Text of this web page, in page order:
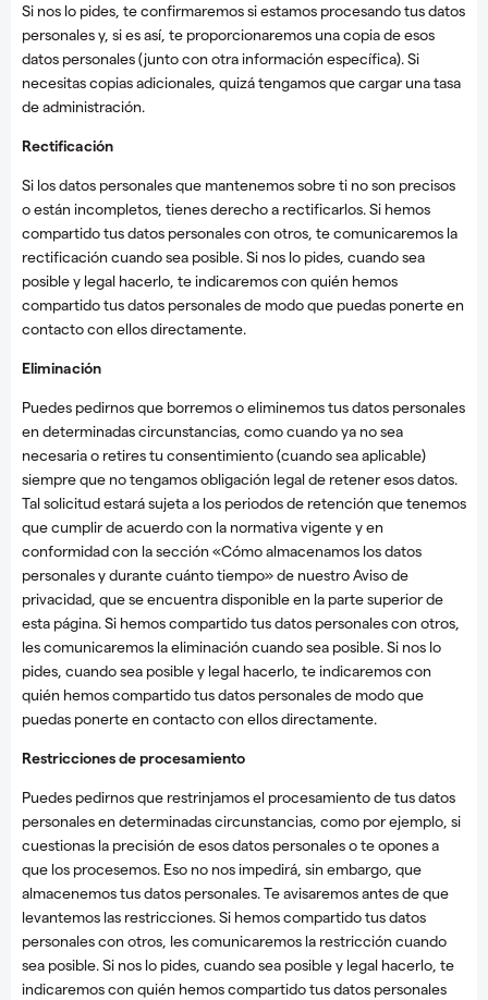
Si nos lo pides, te confirmaremos si estamos procesando tus datos
personales y, si es así, te proporcionaremos una copia de esos
datos personales (junto con otra información específica). Si
necesitas copias adicionales, quizá tengamos que cargar una tasa
de administración.
Rectificación
Si los datos personales que mantenemos sobre ti no son precisos
o están incompletos, tienes derecho a rectificarlos. Si hemos
compartido tus datos personales con otros, te comunicaremos la
rectificación cuando sea posible. Si nos lo pides, cuando sea
posible y legal hacerlo, te indicaremos con quién hemos
compartido tus datos personales de modo que puedas ponerte en
contacto con ellos directamente.
Eliminación
Puedes pedirnos que borremos o eliminemos tus datos personales
en determinadas circunstancias, como cuando ya no sea
necesaria o retires tu consentimiento (cuando sea aplicable)
siempre que no tengamos obligación legal de retener esos datos.
Tal solicitud estará sujeta a los periodos de retención que tenemos
que cumplir de acuerdo con la normativa vigente y en
conformidad con la sección «Cómo almacenamos los datos
personales y durante cuánto tiempo» de nuestro Aviso de
privacidad, que se encuentra disponible en la parte superior de
esta página. Si hemos compartido tus datos personales con otros,
les comunicaremos la eliminación cuando sea posible. Si nos lo
pides, cuando sea posible y legal hacerlo, te indicaremos con
quién hemos compartido tus datos personales de modo que
puedas ponerte en contacto con ellos directamente.
Restricciones de procesamiento
Puedes pedirnos que restrinjamos el procesamiento de tus datos
personales en determinadas circunstancias, como por ejemplo, si
cuestionas la precisión de esos datos personales o te opones a
que los procesemos. Eso no nos impedirá, sin embargo, que
almacenemos tus datos personales. Te avisaremos antes de que
levantemos las restricciones. Si hemos compartido tus datos
personales con otros, les comunicaremos la restricción cuando
sea posible. Si nos lo pides, cuando sea posible y legal hacerlo, te
indicaremos con quién hemos compartido tus datos personales